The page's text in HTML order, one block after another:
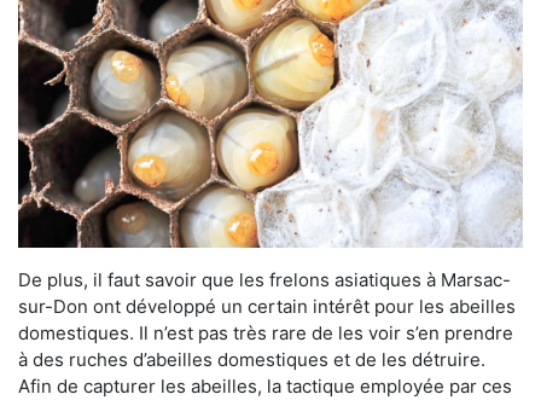
De plus, il faut savoir que les frelons asiatiques à Marsac-
sur-Don ont développé un certain intérêt pour les abeilles
domestiques. Il n’est pas très rare de les voir s’en prendre
à des ruches d’abeilles domestiques et de les détruire.
Afin de capturer les abeilles, la tactique employée par ces